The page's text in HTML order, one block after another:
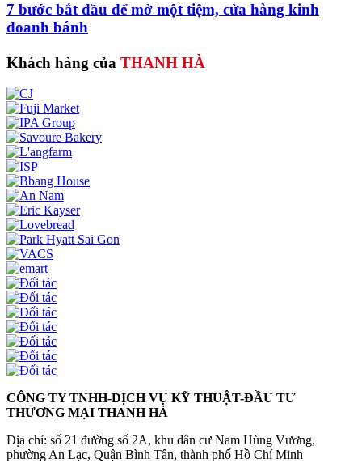
7 bước bắt đầu để mở một tiệm, cửa hàng kinh
doanh bánh
Khách hàng của THANH HÀ
CÔNG TY TNHH-DỊCH VỤ KỸ THUẬT-ĐẦU TƯ
THƯƠNG MẠI THANH HÀ
Địa chỉ: số 21 đường số 2A, khu dân cư Nam Hùng Vương,
phường An Lạc, Quận Bình Tân, thành phố Hồ Chí Minh